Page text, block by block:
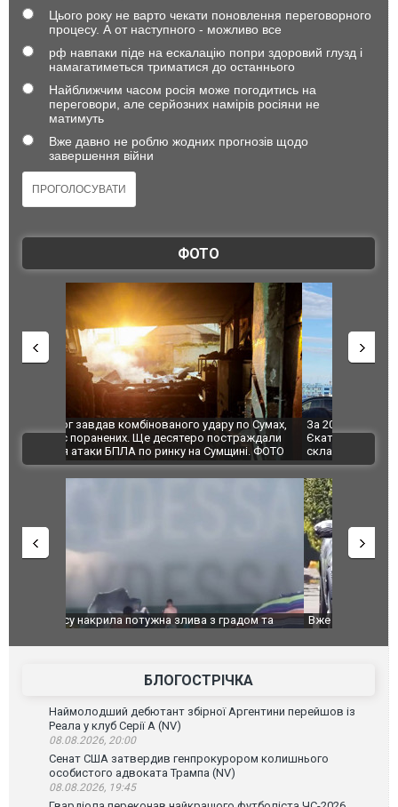
Цього року не варто чекати поновлення переговорного
процесу. А от наступного - можливо все
рф навпаки піде на ескалацію попри здоровий глузд і
намагатиметься триматися до останнього
Найближчим часом росія може погодитись на
переговори, але серйозних намірів росіяни не
матимуть
Вже давно не роблю жодних прогнозів щодо
завершення війни
ФОТО
За 2000 кілометрів від кордону з Україною: в
Єкатеринбурзі після атаки дронів загорівся
склад Wildberries. ФОТО. ВІДЕО
"Мої
ВІДЕО
Вже вивели на тести: Ferrari готує оновлення
позашляховика Purosangue. ВІДЕО
Вийшов
фільму
БЛОГОСТРІЧКА
Наймолодший дебютант збірної Аргентини перейшов із
Реала у клуб Серії А (NV)
08.08.2026, 20:00
Сенат США затвердив генпрокурором колишнього
особистого адвоката Трампа (NV)
08.08.2026, 19:45